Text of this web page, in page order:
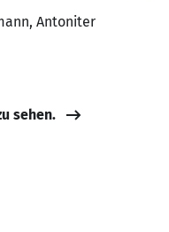
Antoniter
sehen.